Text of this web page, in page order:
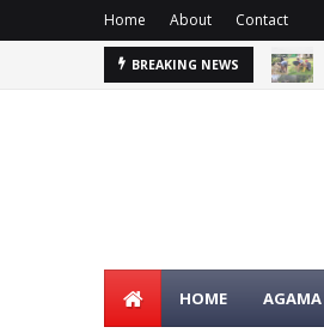
Home About Contact
BREAKING NEWS
HOME AGAMA